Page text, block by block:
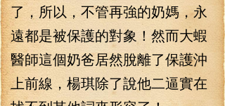
了，所以，不管再強的奶媽，永
遠都是被保護的對象！然而大蝦
醫師這個奶爸居然脫離了保護沖
上前線，楊琪除了說他二逼實在